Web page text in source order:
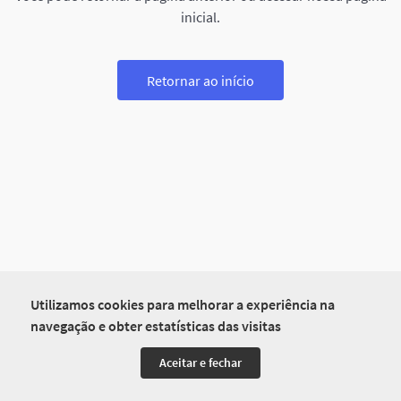
Utilizamos cookies para melhorar a experiência na
navegação e obter estatísticas das visitas
Aceitar e fechar
inicial.
Retornar ao início